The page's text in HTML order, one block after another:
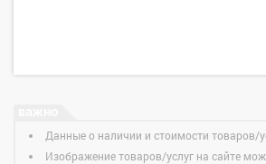
Данные о наличии и стоимости товаров/
Изображение товаров/услуг на сайте